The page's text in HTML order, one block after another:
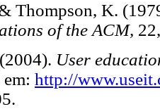
Thompson, K.
of the ACM,
User
http://